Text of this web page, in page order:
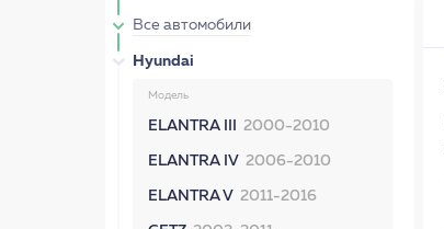
Все автомобили
Hyundai
Модель
ELANTRA III 2000-2010
ELANTRA IV 2006-2010
ELANTRA V 2011-2016